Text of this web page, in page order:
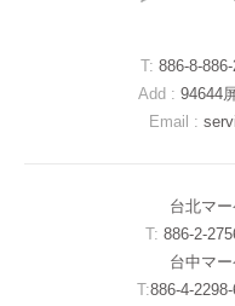
T: 886-8-
Add : 94644
Email :
台北マ
T: 886-2-
台中マ
T:886-4-